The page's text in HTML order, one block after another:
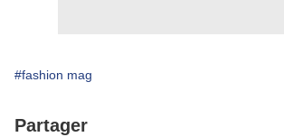
#fashion mag
Partager